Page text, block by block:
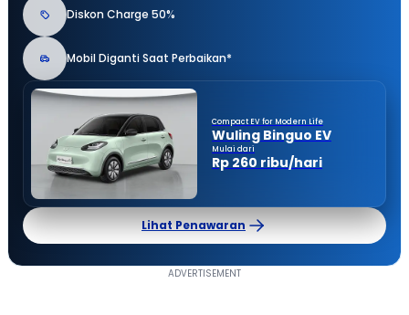
Diskon Charge 50%
Mobil Diganti Saat Perbaikan*
Compact EV for Modern Life
Wuling Binguo EV
Mulai dari
Rp 260 ribu/hari
Lihat Penawaran